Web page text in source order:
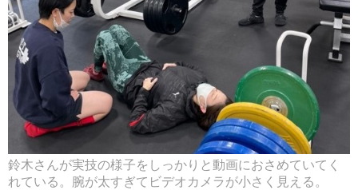
鈴木さんが実技の様子をしっかりと動画におさめていてく
れている。腕が太すぎてビデオカメラが小さく見える。